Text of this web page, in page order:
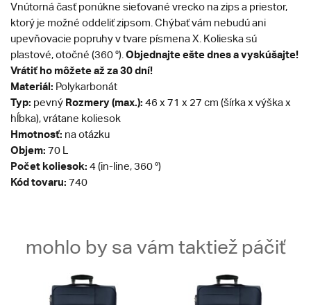
Vnútorná časť ponúkne sieťované vrecko na zips a priestor,
ktorý je možné oddeliť zipsom. Chýbať vám nebudú ani
upevňovacie popruhy v tvare písmena X. Kolieska sú
plastové, otočné (360 °). Objednajte ešte dnes a vyskúšajte!
Vrátiť ho môžete až za 30 dní!
Materiál: Polykarbonát
Typ: pevný Rozmery (max.): 46 x 71 x 27 cm (šírka x výška x
hĺbka), vrátane koliesok
Hmotnosť: na otázku
Objem: 70 L
Počet koliesok: 4 (in-line, 360 °)
Kód tovaru: 740
mohlo by sa vám taktiež páčiť